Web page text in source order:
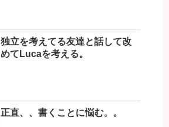
独立を考えてる友達と話して改
めてLucaを考える。
正直、、書くことに悩む。。